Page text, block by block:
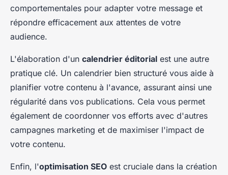
comportementales pour adapter votre message et
répondre efficacement aux attentes de votre
audience.
L'élaboration d'un calendrier éditorial est une autre
pratique clé. Un calendrier bien structuré vous aide à
planifier votre contenu à l'avance, assurant ainsi une
régularité dans vos publications. Cela vous permet
également de coordonner vos efforts avec d'autres
campagnes marketing et de maximiser l'impact de
votre contenu.
Enfin, l'optimisation SEO est cruciale dans la création